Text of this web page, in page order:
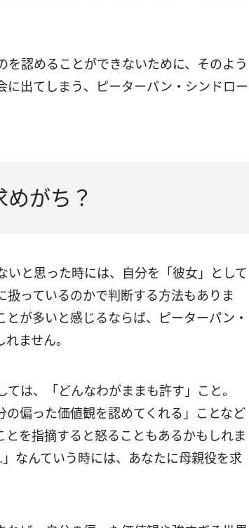
認めることができないために、そのよう
出てしまう、ピーターパン・シンドロー
がち？
と思った時には、自分を「彼女」として
っているのかで判断する方法もありま
が多いと感じるならば、ピーターパン・
ません。
は、「どんなわがままも許す」こと。
の偏った価値観を認めてくれる」ことなど
を指摘すると怒ることもあるかもしれま
なんていう時には、あなたに母親役を求